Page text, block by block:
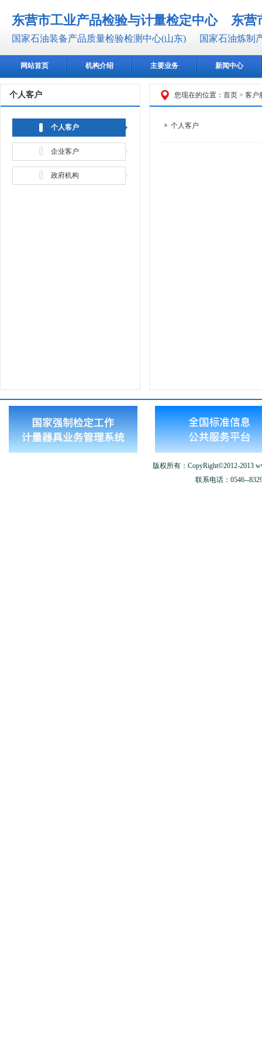
东营市工业产品检验与计量检定中心 东营
国家石油装备产品质量检验检测中心(山东) 国家石油炼制
网站首页 机构介绍 主要业务 新闻中心
个人客户
个人客户
企业客户
政府机构
您现在的位置： 首页 > 客户
个人客户
版权所有：CopyRight©2012-2013
联系电话：0546--